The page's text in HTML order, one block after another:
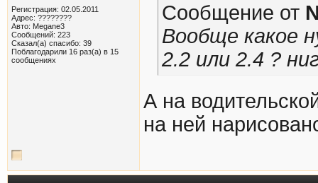
Регистрация: 02.05.2011
Адрес: ????????
Авто: Megane3
Сообщений: 223
Сказал(а) спасибо: 39
Поблагодарили 16 раз(а) в 15
сообщениях
Сообщение от
Вообще какое
2.2 или 2.4 ?
А на
на ней